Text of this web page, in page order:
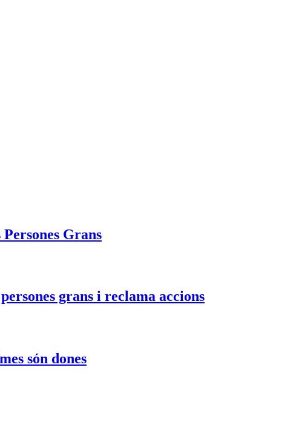
Grans
grans i reclama accions
són dones